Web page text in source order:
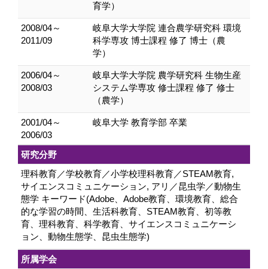
育学）
2008/04～
2011/09
岐阜大学大学院 連合農学研究科 環境
科学専攻 博士課程 修了 博士（農
学）
2006/04～
2008/03
岐阜大学大学院 農学研究科 生物生産
システム学専攻 修士課程 修了 修士
（農学）
2001/04～
2006/03
岐阜大学 教育学部 卒業
研究分野
理科教育／学校教育／小学校理科教育／STEAM教育,
サイエンスコミュニケーション, アリ／昆虫学／動物生
態学 キーワード(Adobe、Adobe教育、環境教育、総合
的な学習の時間、生活科教育、STEAM教育、初等教
育、理科教育、科学教育、サイエンスコミュニケーシ
ョン、動物生態学、昆虫生態学)
所属学会